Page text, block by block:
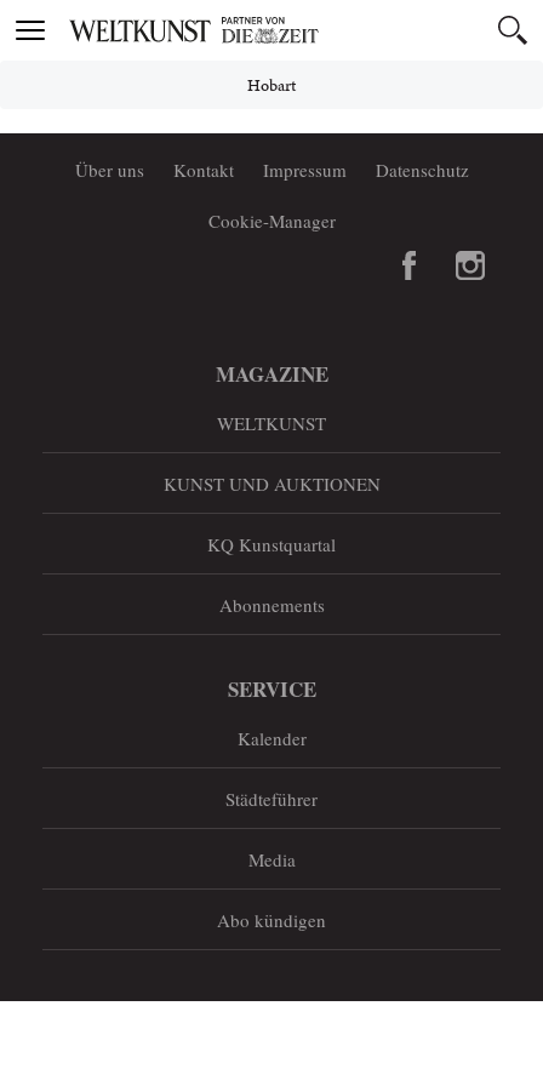
Toggle
Hobart
Über uns Kontakt Impressum Datenschutz
Cookie-Manager
MAGAZINE
WELTKUNST
KUNST UND AUKTIONEN
KQ Kunstquartal
Abonnements
SERVICE
Kalender
Städteführer
Media
Abo kündigen